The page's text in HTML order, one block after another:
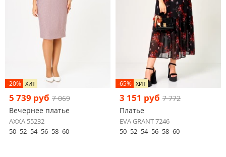
-20% ХИТ
5 739 руб 7 069
Вечернее платье
AXXA 55232
50 52 54 56 58 60
-65% ХИТ
3 151 руб 7 772
Платье
EVA GRANT 7246
50 52 54 56 58 60